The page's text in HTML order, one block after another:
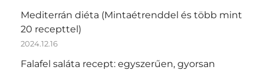
Mediterrán diéta (Mintaétrenddel és több mint
20 recepttel)
2024.12.16
Falafel saláta recept: egyszerűen, gyorsan